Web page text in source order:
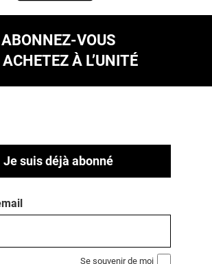
ABONNEZ-VOUS
ACHETEZ À L’UNITÉ
Je suis déjà abonné
Se souvenir de moi